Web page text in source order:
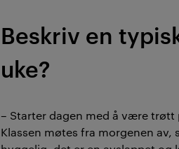
Beskriv en
uke?
– Starter dagen med å være trøtt
Klassen møtes fra morgenen av,